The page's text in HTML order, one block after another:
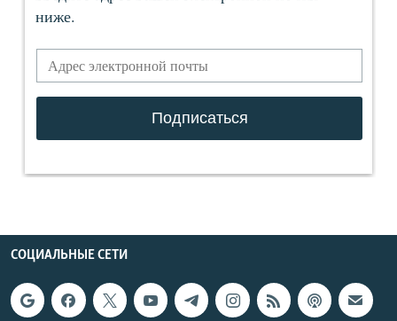
СОЦИАЛЬНЫЕ СЕТИ